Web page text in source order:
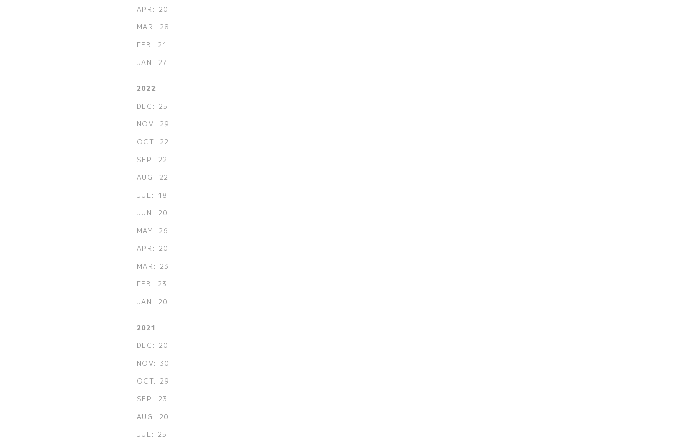
APR: 20
MAR: 28
FEB: 21
JAN: 27
2022
DEC: 25
NOV: 29
OCT: 22
SEP: 22
AUG: 22
JUL: 18
JUN: 20
MAY: 26
APR: 20
MAR: 23
FEB: 23
JAN: 20
2021
DEC: 20
NOV: 30
OCT: 29
SEP: 23
AUG: 20
JUL: 25